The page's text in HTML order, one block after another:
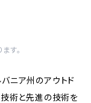
す。
バニア州のアウトド
術と先進の技術を